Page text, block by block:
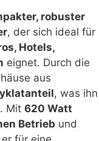
robuster
, der sich ideal für
Hotels,
eignet. Durch die
aus
, was ihn
Mit 620 Watt
Betrieb und